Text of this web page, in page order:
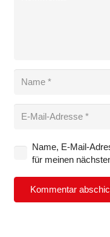
Name, E-Mail-
für meinen
Kommentar